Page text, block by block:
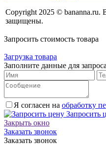
Copyright 2025 © bananna.ru.
защищены.
Запросить стоимость товара
Загрузка товара
Заполните данные для
Я согласен на обработку
Запросить
Закрыть окно
Заказать звонок
Заказать звонок